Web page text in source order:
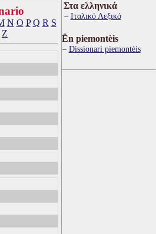
N O P Q R S
Z
Στα ελληνικά
Ιταλικό Λεξικό
Ën piemontèis
Dissionari piemontèis